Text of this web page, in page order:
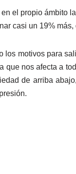
el propio ámbito
casi un 19%
los motivos para
que nos afecta a
de arriba